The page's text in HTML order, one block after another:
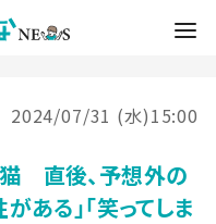
2024/07/31 (水)15:00
直後、予想外の
ある」「笑ってしま